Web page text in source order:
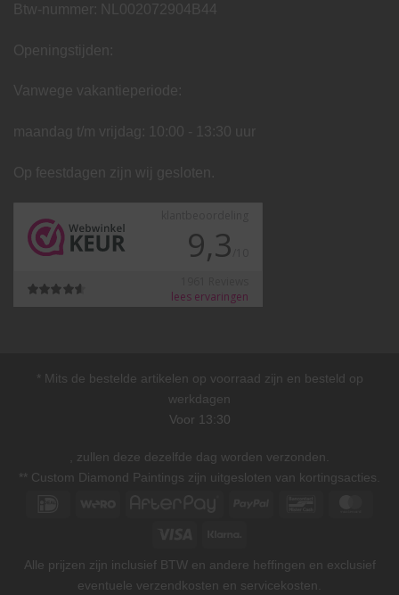
Btw-nummer: NL002072904B44
Openingstijden:
Vanwege vakantieperiode:
maandag t/m vrijdag: 10:00 - 13:30 uur
Op feestdagen zijn wij gesloten.
* Mits de bestelde artikelen op voorraad zijn en besteld op
werkdagen
Voor 13:30
, zullen deze dezelfde dag worden verzonden.
** Custom Diamond Paintings zijn uitgesloten van kortingsacties.
Alle prijzen zijn inclusief BTW en andere heffingen en exclusief
eventuele verzendkosten en servicekosten.